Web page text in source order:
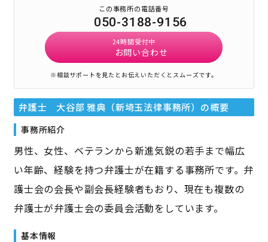
この事務所の電話番号
050-3188-9156
24時間受付中
お問い合わせ
※相談サポートを見たとお伝えいただくとスムーズです。
弁護士 大谷部 雅典（新埼玉法律事務所） の概要
事務所紹介
男性、女性、ベテランから新進気鋭の若手まで幅広
い年齢、経験を持つ弁護士が在籍する事務所です。弁
護士会の会長や副会長経験者もおり、現在も複数の
弁護士が弁護士会の委員会活動をしています。
基本情報